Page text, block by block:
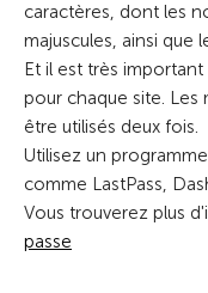
caractères, dont les
majuscules, ainsi que
Et il est très
pour chaque site. Les
être utilisés deux fois.
Utilisez un
comme LastPass,
Vous trouverez plus
passe